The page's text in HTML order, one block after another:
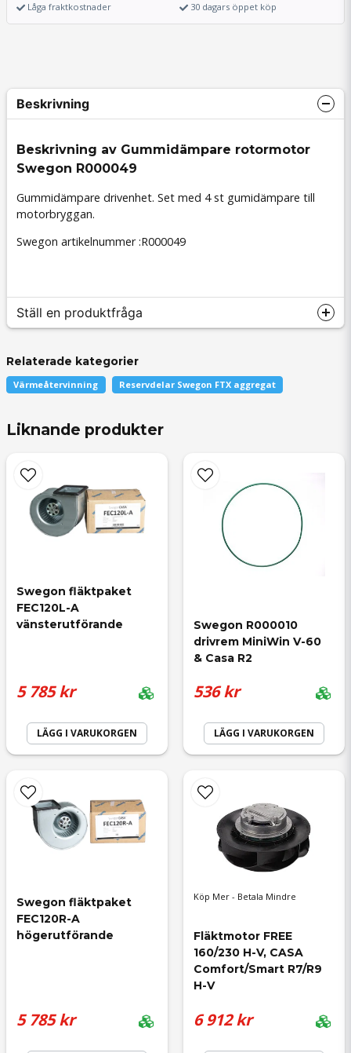
Låga fraktkostnader
30 dagars öppet köp
Beskrivning
Beskrivning av Gummidämpare rotormotor
Swegon R000049
Gummidämpare drivenhet. Set med 4 st gumidämpare till
motorbryggan.
Swegon artikelnummer :R000049
Ställ en produktfråga
question
name
Namn
email
Mejladress
Ja, ni får publicera min fråga
Skicka fråga
Relaterade kategorier
Värmeåtervinning Reservdelar Swegon FTX aggregat
Liknande produkter
Swegon fläktpaket
FEC120L-A
vänsterutförande
5 785 kr
LÄGG I VARUKORGEN
Swegon R000010
drivrem MiniWin V-60
& Casa R2
536 kr
LÄGG I VARUKORGEN
Swegon fläktpaket
FEC120R-A
högerutförande
5 785 kr
Köp Mer - Betala Mindre
Fläktmotor FREE
160/230 H-V, CASA
Comfort/Smart R7/R9
H-V
6 912 kr